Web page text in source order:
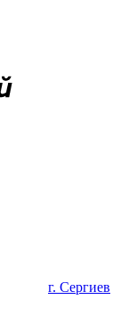
г. Сергиев